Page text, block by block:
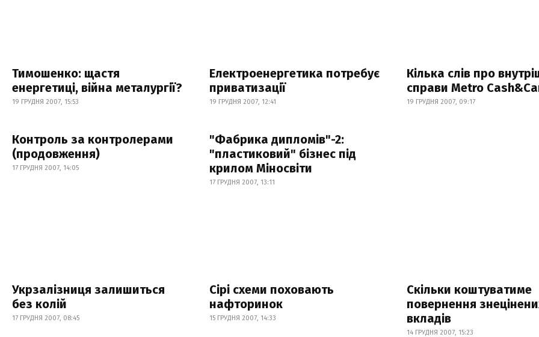
Тимошенко: щастя
енергетиці, війна металургії?
19 ГРУДНЯ 2007, 15:53
Електроенергетика потребує
приватизації
19 ГРУДНЯ 2007, 12:41
Кілька слів про
справи Metro
19 ГРУДНЯ 2007, 09:17
Контроль за контролерами
(продовження)
17 ГРУДНЯ 2007, 14:05
"Фабрика дипломів"-2:
"пластиковий" бізнес під
крилом Міносвіти
17 ГРУДНЯ 2007, 13:11
Укрзалізниця залишиться
без колій
17 ГРУДНЯ 2007, 08:45
Сірі схеми поховають
нафторинок
15 ГРУДНЯ 2007, 14:33
Cкільки коштуватиме
повернення
вкладів
14 ГРУДНЯ 2007, 15:23